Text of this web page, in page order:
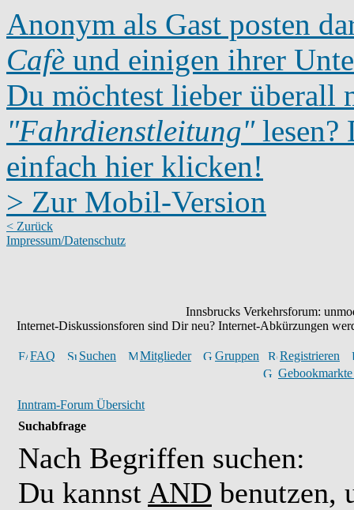
Anonym als Gast posten
Cafè und einigen ihrer
Du möchtest lieber überall
"Fahrdienstleitung"lesen?
einfach hier klicken!
> Zur Mobil-Version
< Zurück
Impressum/Datenschutz
Innsbrucks Verkehrsforum:
Internet-Diskussionsforen sind Dir neu? Internet-Abkürzungen
FAQ Suchen Mitglieder Gruppen
Registrieren
Inntram-Forum Übersicht
Suchabfrage
Nach Begriffen suchen:
Du kannst AND benutzen,